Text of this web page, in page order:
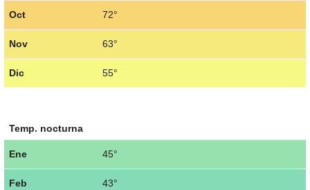
Oct 72°
Nov 63°
Dic 55°
Temp. nocturna
Ene 45°
Feb 43°